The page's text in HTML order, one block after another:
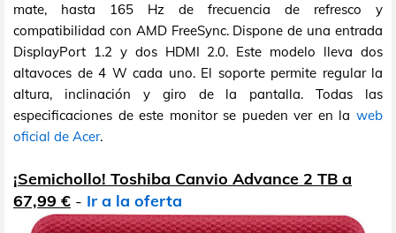
mate, hasta 165 Hz de frecuencia de refresco y
compatibilidad con AMD FreeSync. Dispone de una entrada
DisplayPort 1.2 y dos HDMI 2.0. Este modelo lleva dos
altavoces de 4 W cada uno. El soporte permite regular la
altura, inclinación y giro de la pantalla. Todas las
especificaciones de este monitor se pueden ver en la web
oficial de Acer.
¡Semichollo! Toshiba Canvio Advance 2 TB a
67,99 € - Ir a la oferta